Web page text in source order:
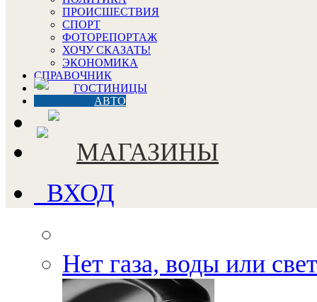
ПРОИСШЕСТВИЯ
СПОРТ
ФОТОРЕПОРТАЖ
ХОЧУ СКАЗАТЬ!
ЭКОНОМИКА
СПРАВОЧНИК
ГОСТИНИЦЫ
АВТО
МАГАЗИНЫ
ВХОД
Нет газа, воды или